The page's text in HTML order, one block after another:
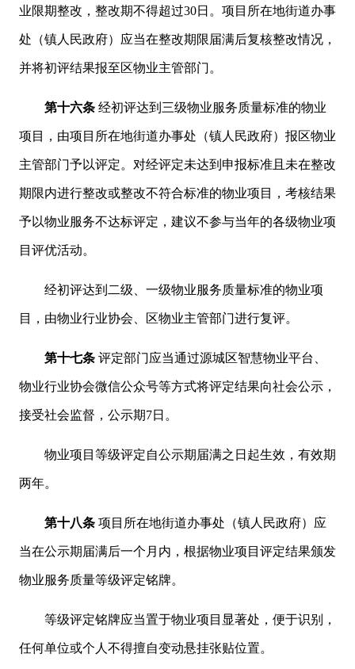
业限期整改，整改期不得超过30日。项目所在地街道办事
处（镇人民政府）应当在整改期限届满后复核整改情况，
并将初评结果报至区物业主管部门。
第十六条经初评达到三级物业服务质量标准的物业
项目，由项目所在地街道办事处（镇人民政府）报区物业
主管部门予以评定。对经评定未达到申报标准且未在整改
期限内进行整改或整改不符合标准的物业项目，考核结果
予以物业服务不达标评定，建议不参与当年的各级物业项
目评优活动。
经初评达到二级、一级物业服务质量标准的物业项
目，由物业行业协会、区物业主管部门进行复评。
第十七条评定部门应当通过源城区智慧物业平台、
物业行业协会微信公众号等方式将评定结果向社会公示，
接受社会监督，公示期7日。
物业项目等级评定自公示期届满之日起生效，有效期
两年。
第十八条项目所在地街道办事处（镇人民政府）应
当在公示期届满后一个月内，根据物业项目评定结果颁发
物业服务质量等级评定铭牌。
等级评定铭牌应当置于物业项目显著处，便于识别，
任何单位或个人不得擅自变动悬挂张贴位置。